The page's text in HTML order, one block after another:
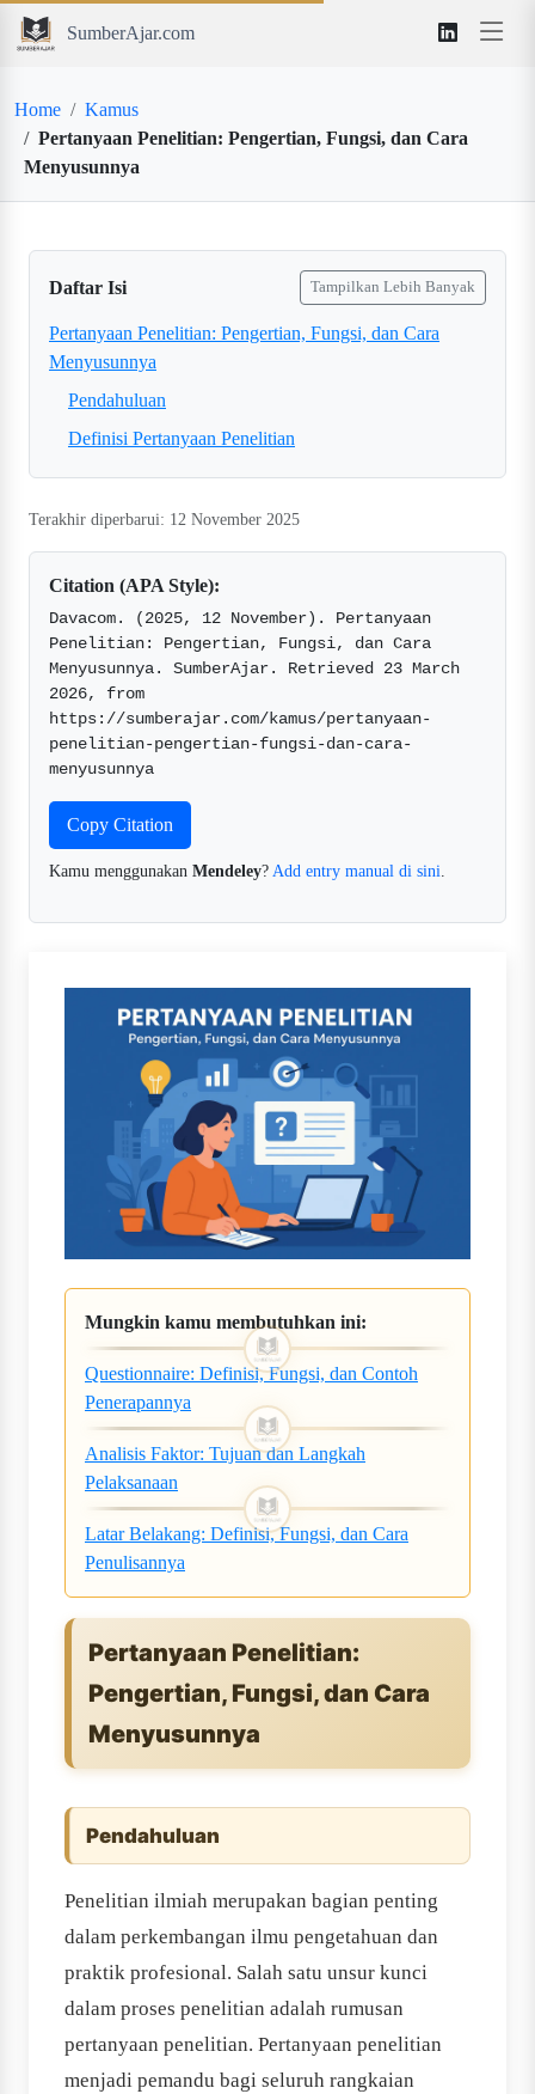
SumberAjar.com
Home
Kamus
Pertanyaan Penelitian: Pengertian, Fungsi, dan Cara
Menyusunnya
Daftar Isi Tampilkan Lebih Banyak
Pertanyaan Penelitian: Pengertian, Fungsi, dan Cara
Menyusunnya
Pendahuluan
Definisi Pertanyaan Penelitian
Terakhir diperbarui: 12 November 2025
Citation (APA Style):
Davacom. (2025, 12 November). Pertanyaan
Penelitian: Pengertian, Fungsi, dan Cara
Menyusunnya. SumberAjar. Retrieved 23 March
2026, from
https://sumberajar.com/kamus/pertanyaan-
penelitian-pengertian-fungsi-dan-cara-
menyusunnya
Copy Citation
Kamu menggunakan Mendeley? Add entry manual di sini.
Mungkin kamu membutuhkan ini:
Questionnaire: Definisi, Fungsi, dan Contoh
Penerapannya
Analisis Faktor: Tujuan dan Langkah
Pelaksanaan
Latar Belakang: Definisi, Fungsi, dan Cara
Penulisannya
Pertanyaan Penelitian:
Pengertian, Fungsi, dan Cara
Menyusunnya
Pendahuluan
Penelitian ilmiah merupakan bagian penting
dalam perkembangan ilmu pengetahuan dan
praktik profesional. Salah satu unsur kunci
dalam proses penelitian adalah rumusan
pertanyaan penelitian. Pertanyaan penelitian
menjadi pemandu bagi seluruh rangkaian